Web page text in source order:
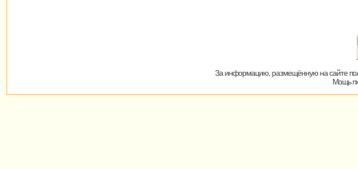
За информацию, размещённую на сайте
Мощь